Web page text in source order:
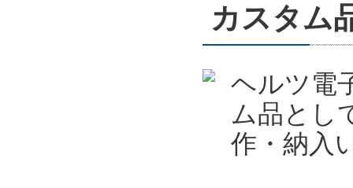
カスタム
ヘルツ電
ム品とし
作・納入